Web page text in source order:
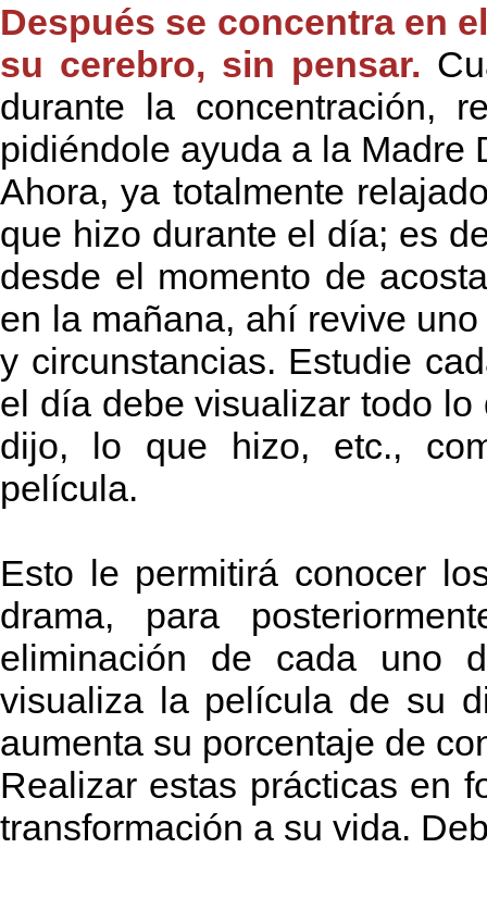
Después se concentra en
su cerebro, sin pensar.
durante la concentración,
pidiéndole ayuda a la Madre
Ahora, ya totalmente
que hizo durante el día; es
desde el momento de
en la mañana, ahí revive
y circunstancias. Estudie
el día debe visualizar todo
dijo, lo que hizo, etc.,
película.
Esto le permitirá conocer
drama, para
eliminación de cada uno
visualiza la película de su
aumenta su porcentaje de
Realizar estas prácticas en
transformación a su vida.